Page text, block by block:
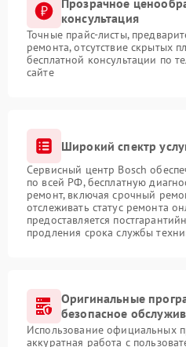
Прозрачное
консультация
Точные прайс-листы,
ремонта, отсутствие скрытых
бесплатной консультации по
сайте
Широкий спектр
Сервисный центр Bosch
по всей РФ, бесплатную
ремонт, включая срочный
отслеживать статус ремонта
предоставляется
продления срока службы
Оригинальные
безопасное
Использование официальных
аккуратная работа с